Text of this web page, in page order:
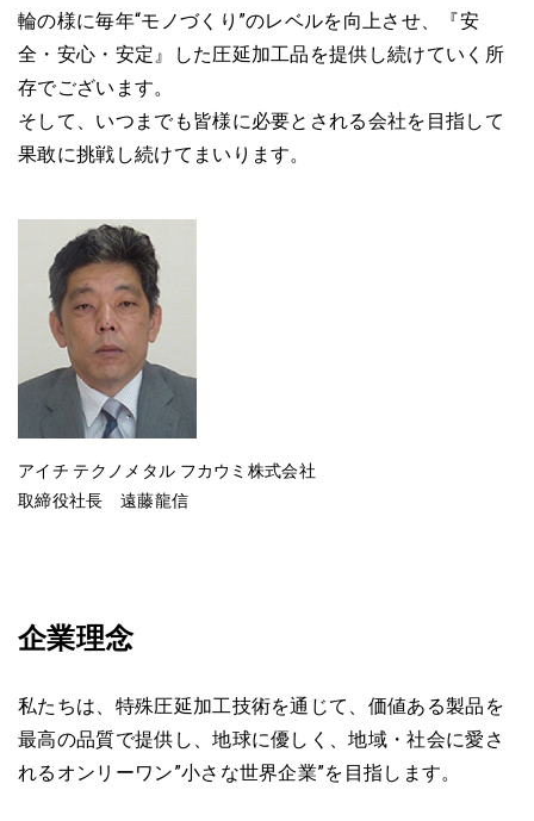
輪の様に毎年“モノづくり”のレベルを向上させ、
『安
全・安心・安定』した圧延加工品を提供し続けていく所
存でございます。
そして、いつまでも皆様に必要とされる会社を目指して
果敢に挑戦し続けてまいります。
アイチ テクノメタル フカウミ株式会社
取締役社長 遠藤龍信
企業理念
私たちは、特殊圧延加工技術を通じて、 価値ある製品を
最高の品質で提供し、地球に優しく、地域・社会に愛さ
れる オンリーワン”小さな世界企業”を目指します。